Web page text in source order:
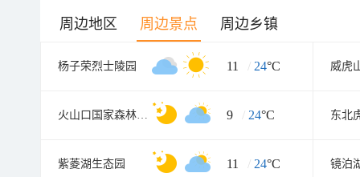
周边地区 周边景点 周边乡镇
杨子荣烈士陵园 11 / 24°C 威虎
火山口国家森林公园 9 / 24°C 东北
紫菱湖生态园 11 / 24°C 镜泊